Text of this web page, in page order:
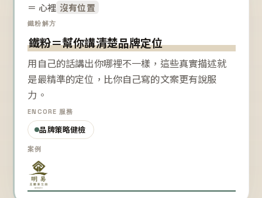
＝ 心裡 沒有位置
鐵粉解方
鐵粉＝幫你講清楚品牌定位
用自己的話講出你哪裡不一樣，這些真實描述就
是最精準的定位，比你自己寫的文案更有說服
力。
ENCORE 服務
品牌策略健檢
案例